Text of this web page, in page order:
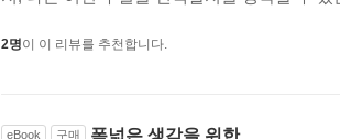
2명이 이 리뷰를 추천합니다.
eBook 구매 폭넓은 생각을 위한..